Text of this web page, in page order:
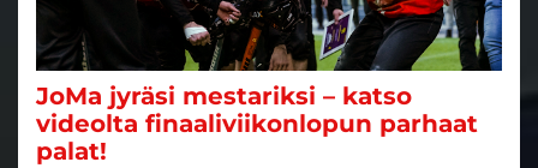
JoMa jyräsi mestariksi – katso
videolta finaaliviikonlopun parhaat
palat!